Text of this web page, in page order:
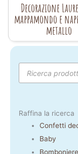
Decorazione
mappamondo e
metallo
Products
search
Raffina la ricerca
Confetti
Baby
Bomboniere